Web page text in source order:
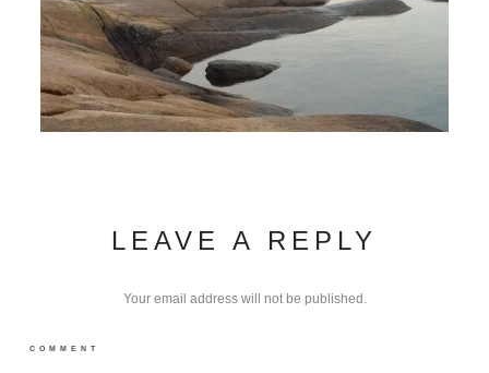
LEAVE A REPLY
Your email address will not be published.
COMMENT